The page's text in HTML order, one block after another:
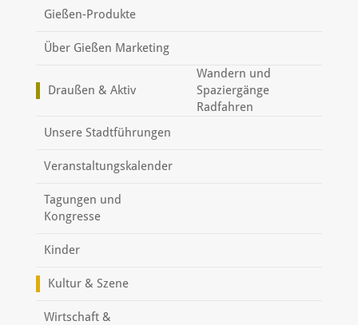
Gießen-Produkte
Über Gießen Marketing
Draußen & Aktiv
Wandern und
Spaziergänge
Radfahren
Unsere Stadtführungen
Veranstaltungskalender
Tagungen und
Kongresse
Kinder
Kultur & Szene
Wirtschaft &